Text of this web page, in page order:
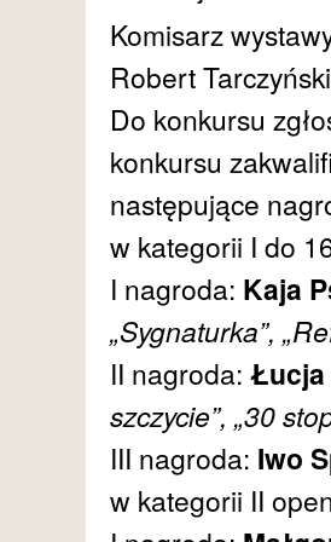
Komisarz
Robert Tarczyński
Do konkursu
konkursu
następujące
w kategorii I do
I nagroda: Kaja
„Sygnaturka”,
II nagroda:
szczycie”, „30
III nagroda: Iwo
w kategorii II